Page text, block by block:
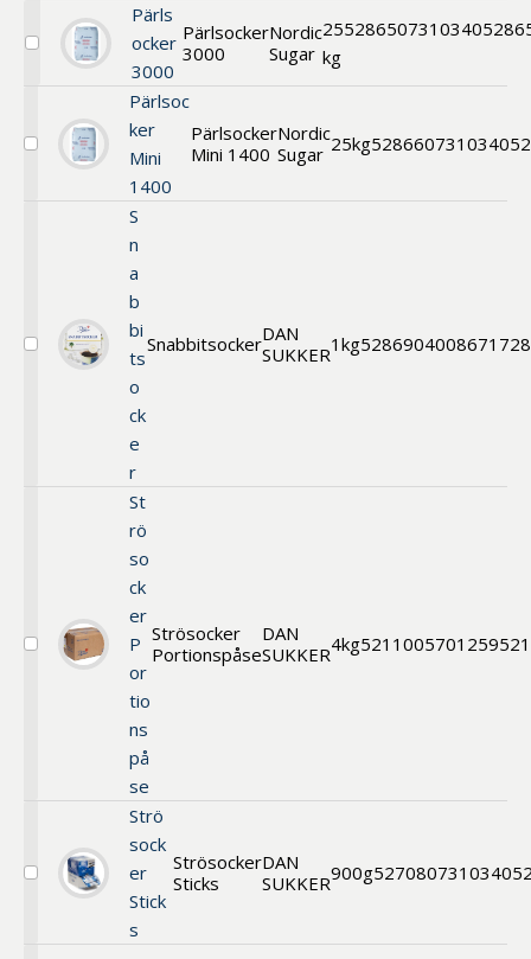
GTIN
Florsocker
Välj
Pärls
ocker
3000
Pärlsocker
3000
Nordic
Sugar
25
kg
52865
Välj
Pärlsoc
ker
Mini
1400
Pärlsocker
Mini 1400
Nordic
Sugar 25kg52866
Välj
S
n
a
b
bi
ts
o
ck
e
r
SnabbitsockerDAN
SUKKER1kg52869
Välj
St
rö
so
ck
er
P
or
tio
ns
på
se
Strösocker
Portionspåse
DAN
SUKKER4kg52110
Välj
Displaybox
Strö
sock
er
Stick
s
Strösocker
Sticks
DAN
SUKKER900g52708